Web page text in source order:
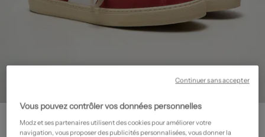
PAUL SMITH
Baskets - Semelle amovible- Seconde main
Vous pouvez contrôler vos données personnelles
Modz et ses partenaires utilisent des cookies pour améliorer votre
navigation, vous proposer des publicités personnalisées, vous donner la
Continuer sans accepter